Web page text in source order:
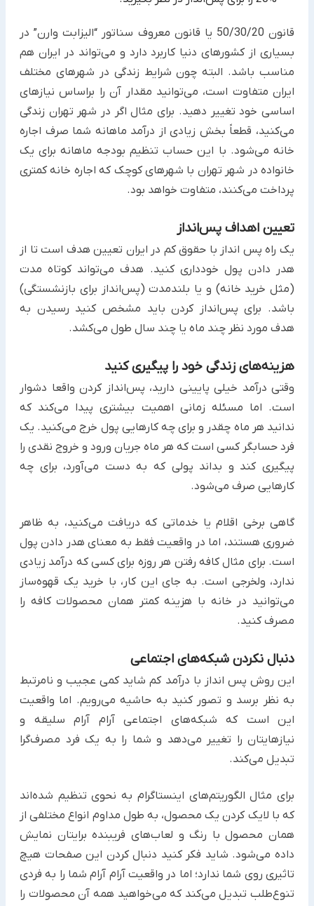
قانون 50/30/20 یا قانون معروف سناتور “الیزابت وارن” در
بسیاری از کشورهای دنیا کاربرد دارد و می‌تواند در ایران هم
‏مناسب باشد. البته چون شرایط زندگی در شهرهای مختلف
ایران متفاوت است، می‌توانید مقدار آن را براساس نیازهای
اساسی ‏خود تغییر دهید. برای مثال اگر در شهر تهران زندگی
می‌کنید، قطعاً بخش زیادی از درآمد ماهانه شما صرف اجاره‌
خانه ‏می‌شود. با این حساب تنظیم بودجه ماهانه برای یک
خانواده در شهر تهران با شهرهای کوچک که اجاره خانه کمتری
‏پرداخت می‌کنند، متفاوت خواهد بود.‏
تعیین اهداف پس‌انداز
یک راه پس انداز با حقوق کم ‏در ایران تعیین هدف است تا از
هدر دادن پول خودداری کنید. هدف می‌تواند کوتاه مدت
(مثل ‏خرید خانه) و یا بلندمدت (پس‌انداز برای بازنشستگی)
باشد. برای پس‌انداز کردن باید مشخص کنید رسیدن به
هدف مورد نظر ‏چند ماه یا چند سال طول می‌کشد.
هزینه‌های زندگی خود را پیگیری کنید
وقتی درآمد خیلی پایینی دارید، پس‌انداز کردن واقعا دشوار
است. اما مسئله زمانی اهمیت بیشتری پیدا می‌کند که
ندانید هر ‏ماه چقدر و برای چه کارهایی پول خرج می‌کنید. یک
فرد حسابگر کسی است که هر ماه جریان ورود و خروج نقدی را
پیگیری ‏کند و بداند پولی که به دست می‌آورد، برای چه
کارهایی صرف می‌شود.
گاهی برخی اقلام یا خدماتی که دریافت می‌کنید، به ظاهر
ضروری هستند، اما در واقعیت فقط به معنای هدر دادن پول
است. ‏برای مثال کافه رفتن هر روزه برای کسی که درآمد زیادی
ندارد، ولخرجی است. به جای این کار، با خرید یک قهوه‌ساز
‏می‌توانید در خانه با هزینه کمتر همان محصولات کافه را
مصرف کنید.
دنبال نکردن شبکه‌های اجتماعی
این روش پس انداز با درآمد کم شاید کمی عجیب و نامرتبط
به نظر برسد و تصور کنید به حاشیه می‌رویم. اما واقعیت
این است ‏که شبکه‌های اجتماعی آرام آرام سلیقه و
نیازهایتان را تغییر می‌دهد و شما را به یک فرد مصرف‌گرا
تبدیل می‌کند.
برای مثال الگوریتم‌های اینستاگرام به نحوی تنظیم شده‌اند
که با لایک کردن یک محصول، به طول مداوم انواع مختلفی از
‏همان محصول با رنگ و لعاب‌های فریبنده برایتان نمایش
داده می‌شود. شاید فکر کنید دنبال کردن این صفحات هیچ
تاثیری ‏روی شما ندارد؛ اما در واقعیت آرام آرام شما را به فردی
تنوع‌طلب تبدیل می‌کند که می‌خواهید همه آن محصولات را